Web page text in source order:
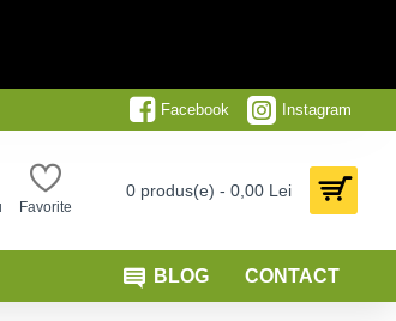
Facebook Instagram
Favorite
0 produs(e) - 0,00 Lei
BLOG CONTACT